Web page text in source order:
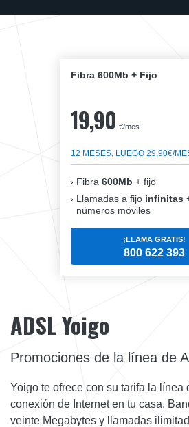
Fibra 600Mb + Fijo
19,90 €/mes
12 MESES, LUEGO 29,90€/
Fibra 600Mb + fijo
Llamadas a fijo infinitas
números móviles
¡LLAMA GRATIS!
800 622 393
ADSL Yoigo
Promociones de la línea de
Yoigo te ofrece con su tarifa la línea
conexión de Internet en tu casa.
veinte Megabytes y llamadas